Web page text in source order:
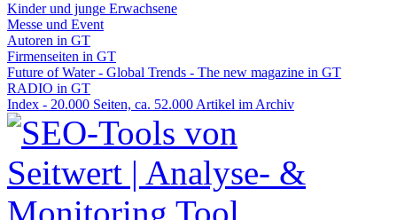
Kinder und junge Erwachsene
Messe und Event
Autoren in GT
Firmenseiten in GT
Future of Water - Global Trends - The new magazine in GT
RADIO in GT
Index - 20.000 Seiten, ca. 52.000 Artikel im Archiv